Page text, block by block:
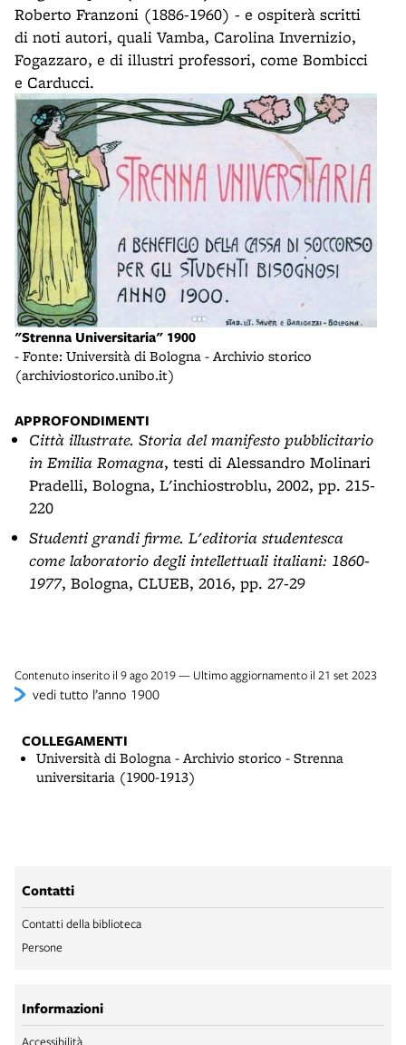
Roberto Franzoni (1886-1960) - e ospiterà scritti
di noti autori, quali Vamba, Carolina Invernizio,
Fogazzaro, e di illustri professori, come Bombicci
e Carducci.
"Strenna Universitaria" 1900
- Fonte: Università di Bologna - Archivio storico
(archiviostorico.unibo.it)
APPROFONDIMENTI
Città illustrate. Storia del manifesto pubblicitario
in Emilia Romagna, testi di Alessandro Molinari
Pradelli, Bologna, L'inchiostroblu, 2002, pp. 215-
220
Studenti grandi firme. L'editoria studentesca
come laboratorio degli intellettuali italiani: 1860-
1977, Bologna, CLUEB, 2016, pp. 27-29
Contenuto inserito il 9 ago 2019 — Ultimo aggiornamento il 21 set 2023
vedi tutto l’anno 1900
COLLEGAMENTI
Università di Bologna - Archivio storico - Strenna
universitaria (1900-1913)
Contatti
Contatti della biblioteca
Persone
Informazioni